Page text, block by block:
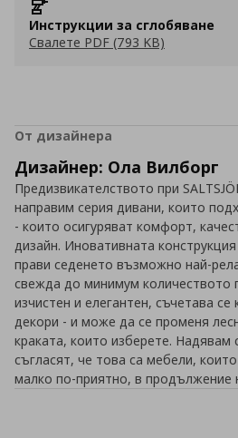
Инструкции за сглобяване
Свалете PDF (793 KB)
От дизайнера
Дизайнер: Ола Вилборг
Предизвикателството при
направим серия дивани, които
- които осигуряват комфорт,
дизайн. Иновативната
прави седенето възможно най-
свежда до минимум количеството
изчистен и елегантен, съчетава се
декори - и може да се променя
краката, които изберете. Надявам
съгласят, че това са мебели,
малко по-приятно, в продължение